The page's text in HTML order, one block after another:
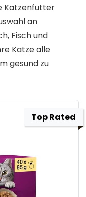
Katzenfutter
an
Fisch und
Katze alle
gesund zu
Top Rated